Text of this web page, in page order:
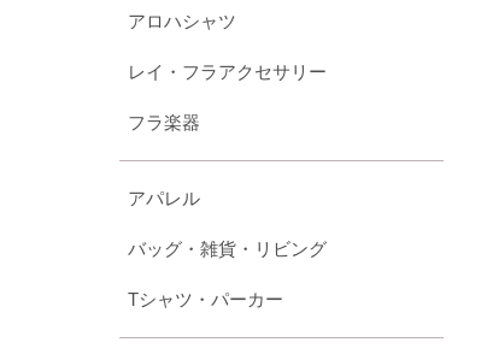
アロハシャツ
レイ・フラアクセサリー
フラ楽器
アパレル
バッグ・雑貨・リビング
Tシャツ・パーカー